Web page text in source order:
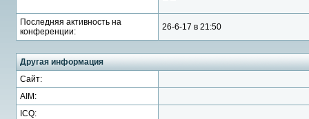
Последняя активность на
конференции:
26-6-17 в 21:50
Другая информация
Сайт:
AIM:
ICQ: